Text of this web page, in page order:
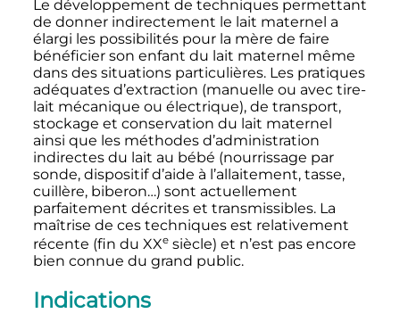
Le développement de techniques permettant
de donner indirectement le lait maternel a
élargi les possibilités pour la mère de faire
bénéficier son enfant du lait maternel même
dans des situations particulières. Les pratiques
adéquates d’extraction (manuelle ou avec tire-
lait mécanique ou électrique), de transport,
stockage et conservation du lait maternel
ainsi que les méthodes d’administration
indirectes du lait au bébé (nourrissage par
sonde, dispositif d’aide à l’allaitement, tasse,
cuillère, biberon…) sont actuellement
parfaitement décrites et transmissibles. La
maîtrise de ces techniques est relativement
récente (fin du XXe siècle) et n’est pas encore
bien connue du grand public.
Indications